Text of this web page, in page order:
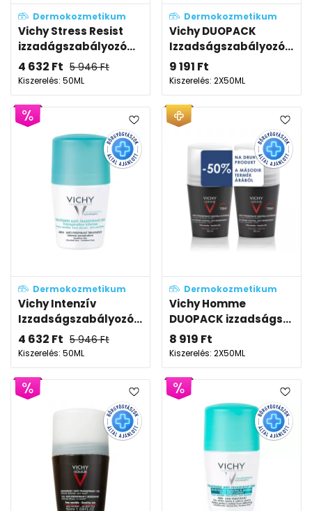
Dermokozmetikum
Vichy Stress Resist
izzadágszabályozó...
4 632 Ft 5 946Ft
Kiszerelés: 50ML
Dermokozmetikum
Vichy DUOPACK
Izzadságszabályozó...
9 191 Ft
Kiszerelés: 2X50ML
Dermokozmetikum
Vichy Intenzív
Izzadságszabályozó...
4 632 Ft 5 946Ft
Kiszerelés: 50ML
Dermokozmetikum
Vichy Homme
DUOPACK izzadságs...
8 919 Ft
Kiszerelés: 2X50ML